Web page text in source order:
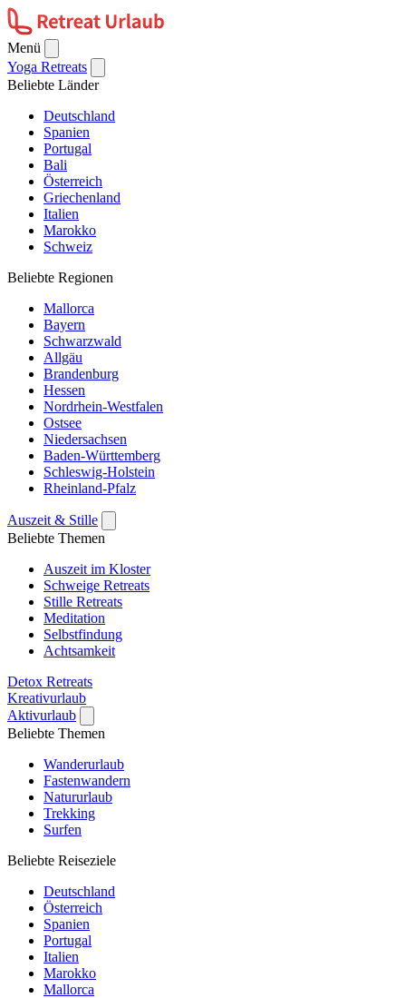
Menü
Yoga Retreats
Beliebte Länder
Deutschland
Spanien
Portugal
Bali
Österreich
Griechenland
Italien
Marokko
Schweiz
Beliebte Regionen
Mallorca
Bayern
Schwarzwald
Allgäu
Brandenburg
Hessen
Nordrhein-Westfalen
Ostsee
Niedersachsen
Baden-Württemberg
Schleswig-Holstein
Rheinland-Pfalz
Auszeit & Stille
Beliebte Themen
Auszeit im Kloster
Schweige Retreats
Stille Retreats
Meditation
Selbstfindung
Achtsamkeit
Detox Retreats
Kreativurlaub
Aktivurlaub
Beliebte Themen
Wanderurlaub
Fastenwandern
Natururlaub
Trekking
Surfen
Beliebte Reiseziele
Deutschland
Österreich
Spanien
Portugal
Italien
Marokko
Mallorca